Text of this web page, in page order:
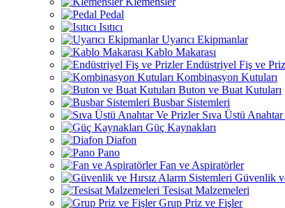
Pedal
Isıtıcı
Uyarıcı Ekipmanlar
Kablo Makarası
Endüstriyel Fiş ve
Kombinasyon Kutuları
Buton ve Buat Kutuları
Busbar Sistemleri
Sıva Üstü
Güç Kaynakları
Diafon
Pano
Fan ve Aspiratörler
Güvenlik
Tesisat Malzemeleri
Grup Priz ve Fişler